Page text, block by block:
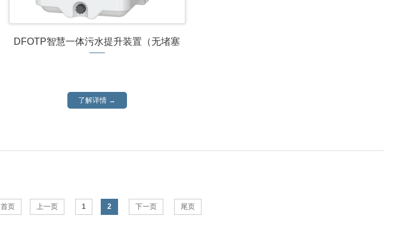
DFOTP智慧一体污水提升装置（无堵塞
了解详情 →
首页 上一页 1 2 下一页 尾页